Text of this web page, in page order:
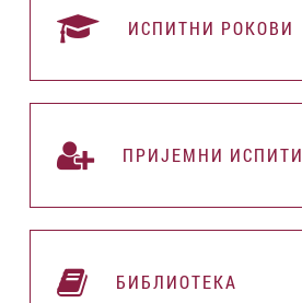
ИСПИТНИ РОКОВИ
ПРИЈЕМНИ ИСПИТИ
БИБЛИОТЕКА